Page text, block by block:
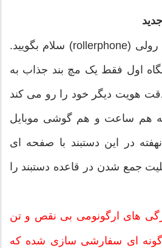
به تکنولوژی تلفن های رولی (rollerphone) سلام بگویید.
اول فقط یک مچ بند جذاب به
هویت دیگر خود را رو می کند
ساعت و هم گوشی موبایل
در این دستبند با صفحه ای
جمع شدن در قاعده دستبند را
های ارگونومی بی نقص و تن
ای سفارشی سازی شده که